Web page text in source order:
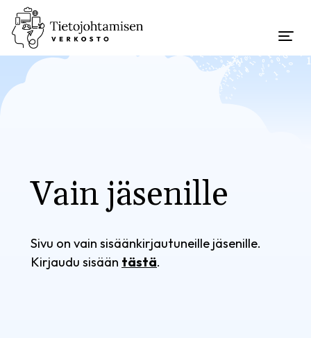
Vain jäsenille
Sivu on vain sisäänkirjautuneille jäsenille.
Kirjaudu sisään tästä.